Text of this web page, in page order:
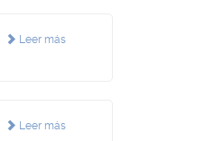
Leer más
Leer más